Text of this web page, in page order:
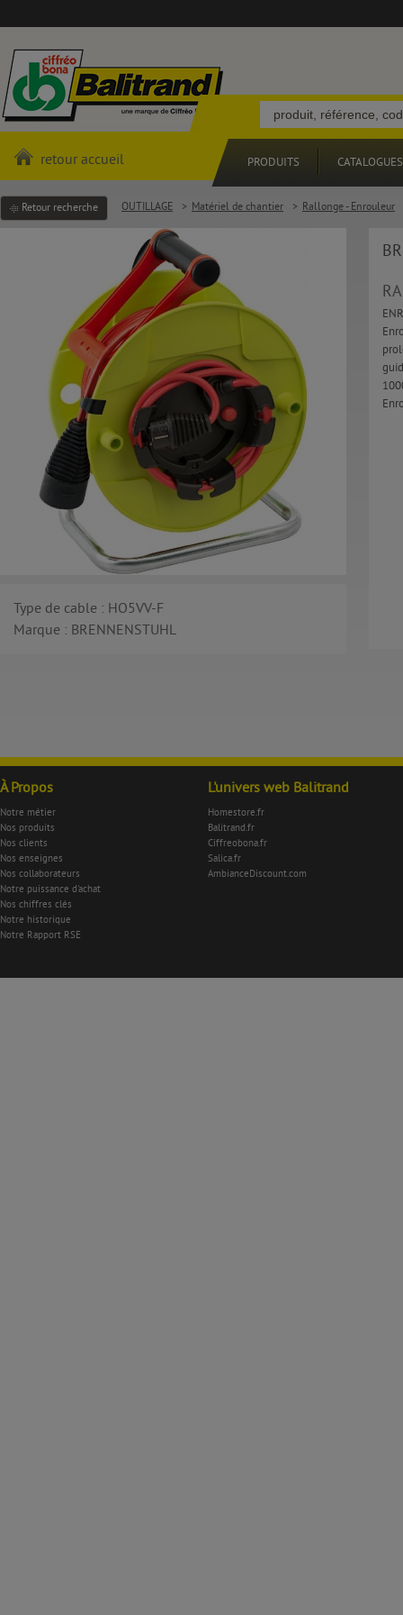
retour accueil PRODUITS CATALOGUES
Retour recherche OUTILLAGE > Matériel de chantier > Rallonge - Enrouleur
Type de cable : HO5VV-F
Marque : BRENNENSTUHL
À Propos
Notre métier
Nos produits
Nos clients
Nos enseignes
Nos collaborateurs
Notre puissance d'achat
Nos chiffres clés
Notre historique
Notre Rapport RSE
L'univers web Balitrand
Homestore.fr
Balitrand.fr
Ciffreobona.fr
Salica.fr
AmbianceDiscount.com